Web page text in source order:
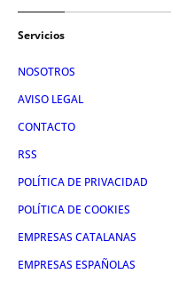
Servicios
NOSOTROS
AVISO LEGAL
CONTACTO
RSS
POLÍTICA DE PRIVACIDAD
POLÍTICA DE COOKIES
EMPRESAS CATALANAS
EMPRESAS ESPAÑOLAS